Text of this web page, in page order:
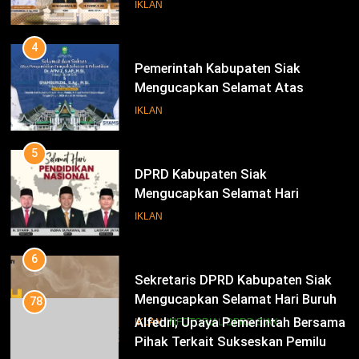
IKLAN
4
Pemerintah Kabupaten Siak
Mengucapkan Selamat Atas
Pengambilan Sumpah Jabatan
IKLAN
5
DPRD Kabupaten Siak
Mengucapkan Selamat Hari
Pendidikan Nasional
IKLAN
6
Sekretaris DPRD Kabupaten Siak
Mengucapkan Selamat Hari Buruh
IKLAN INFOTORIAL DPRD SIAK
78
Alfedri; Upaya Pemerintah Bersama
Pihak Terkait Sukseskan Pemilu